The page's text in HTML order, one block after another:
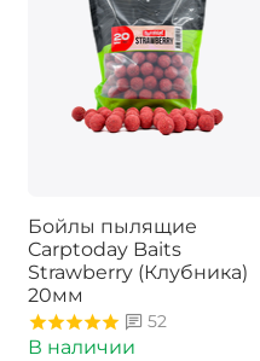
Бойлы пылящие
Carptoday Baits
Strawberry (Клубника)
20мм
52
В наличии